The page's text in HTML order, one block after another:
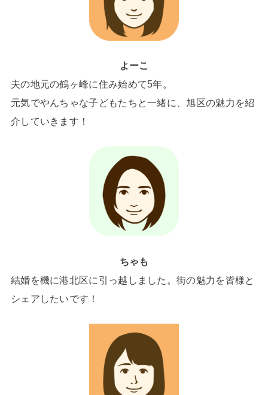
よーこ
夫の地元の鶴ヶ峰に住み始めて5年。
元気でやんちゃな子どもたちと一緒に、旭区の魅力を紹
介していきます！
ちゃも
結婚を機に港北区に引っ越しました。街の魅力を皆様と
シェアしたいです！